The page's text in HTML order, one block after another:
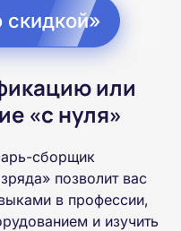
или
«с нуля»
сборщик
позволит вас
в профессии,
и изучить